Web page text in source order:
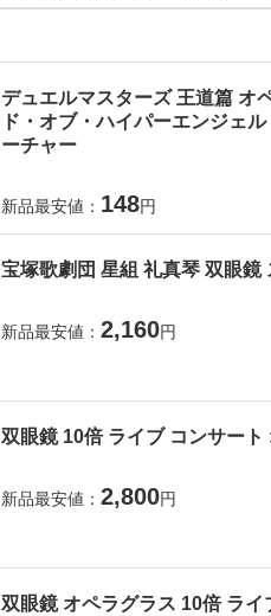
デュエルマスターズ 王道篇 オ
ド・オブ・ハイパーエンジェ
ーチャー
新品最安値： 148円
宝塚歌劇団 星組 礼真琴 双眼鏡
新品最安値： 2,160円
双眼鏡 10倍 ライブ コンサート
新品最安値： 2,800円
双眼鏡 オペラグラス 10倍 ライ